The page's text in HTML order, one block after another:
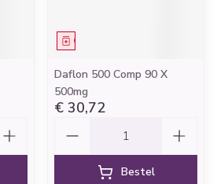
Geneesmiddel
Daflon 500 Comp 90 X
500mg
€ 30,72
Bestel